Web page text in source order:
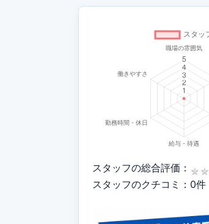
スタッフの総合評価： ★ ★
★ ★
スタッフのクチコミ：0件